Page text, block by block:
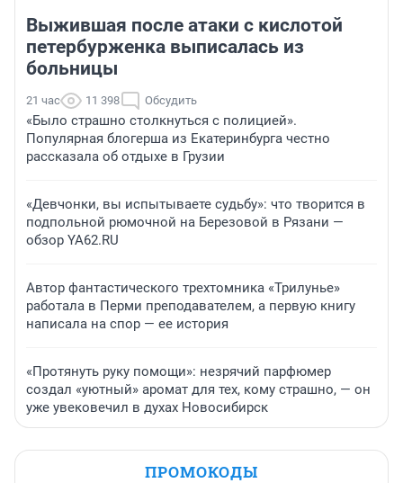
Выжившая после атаки с кислотой
петербурженка выписалась из
больницы
21 час 11 398 Обсудить
«Было страшно столкнуться с полицией».
Популярная блогерша из Екатеринбурга честно
рассказала об отдыхе в Грузии
«Девчонки, вы испытываете судьбу»: что творится в
подпольной рюмочной на Березовой в Рязани —
обзор YA62.RU
Автор фантастического трехтомника «Трилунье»
работала в Перми преподавателем, а первую книгу
написала на спор — ее история
«Протянуть руку помощи»: незрячий парфюмер
создал «уютный» аромат для тех, кому страшно, — он
уже увековечил в духах Новосибирск
ПРОМОКОДЫ